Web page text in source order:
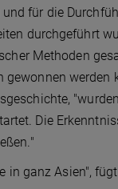
für die
durchgeführt
Methoden
werden
Die
in ganz Asien",